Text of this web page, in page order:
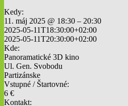
Kedy:
11. máj 2025 @ 18:30 – 20:30
2025-05-11T18:30:00+02:00
2025-05-11T20:30:00+02:00
Kde:
Panoramatické 3D kino
Ul. Gen. Svobodu
Partizánske
Vstupné / Štartovné:
6 €
Kontakt: